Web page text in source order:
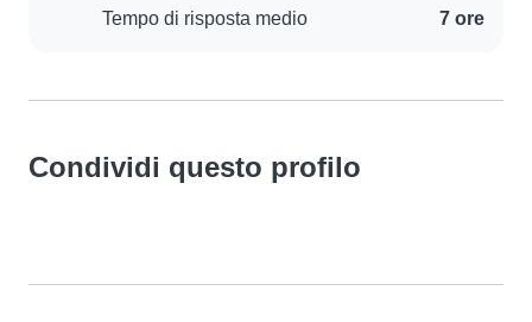
Tempo di risposta medio 7 ore
Condividi questo profilo